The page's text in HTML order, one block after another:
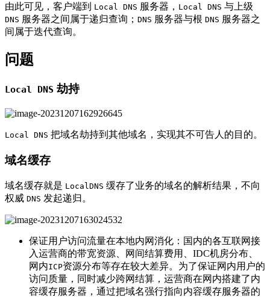
由此可见，客户端到 Local DNS 服务器， Local DNS 与上级
DNS 服务器之间属于递归查询； DNS 服务器与根 DNS 服务器之
间属于迭代查询。
问题
Local DNS 劫持
Local DNS 把域名劫持到其他域名，实现其不可告人的目的。
域名缓存
域名缓存就是 LocalDNS 缓存了业务的域名的解析结果，不向
权威 DNS 发起递归。
保证用户访问流量在本地内网消化：国内的各互联网接
入运营商的带宽资源、网间结算费用、IDC机房分布、
网内ICP资源分布等存在较大差异。为了保证网内用户的
访问质量，同时减少跨网结算，运营商在网内搭建了内
容缓存服务器，通过把域名强行指向内容缓存服务器的